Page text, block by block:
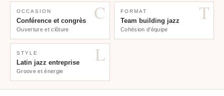
C
OCCASION
Conférence et congrès
Ouverture et clôture
T
FORMAT
Team building jazz
Cohésion d'équipe
L
STYLE
Latin jazz entreprise
Groove et énergie